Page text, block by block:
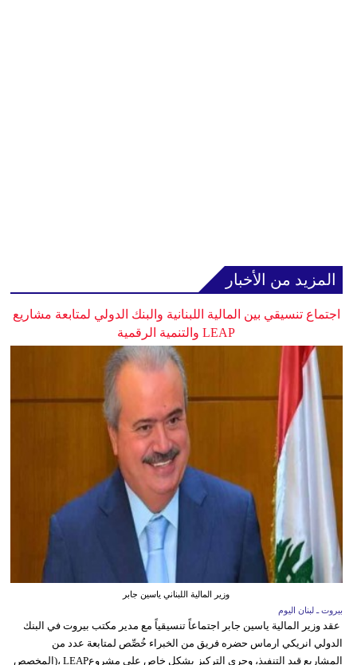
المزيد من الأخبار
اجتماع تنسيقي بين المالية اللبنانية والبنك الدولي لمتابعة مشاريع
LEAP والتنمية الرقمية
وزير المالية اللبناني ياسين جابر
بيروت ـ لبنان اليوم
عقد وزير المالية ياسين جابر اجتماعاً تنسيقياً مع مدير مكتب بيروت في البنك
الدولي انريكي ارماس حضره فريق من الخبراء خُصِّص لمتابعة عدد من
المشاريع قيد التنفيذ، وجرى التركيز بشكل خاص على مشروعLEAP ،(المخصص